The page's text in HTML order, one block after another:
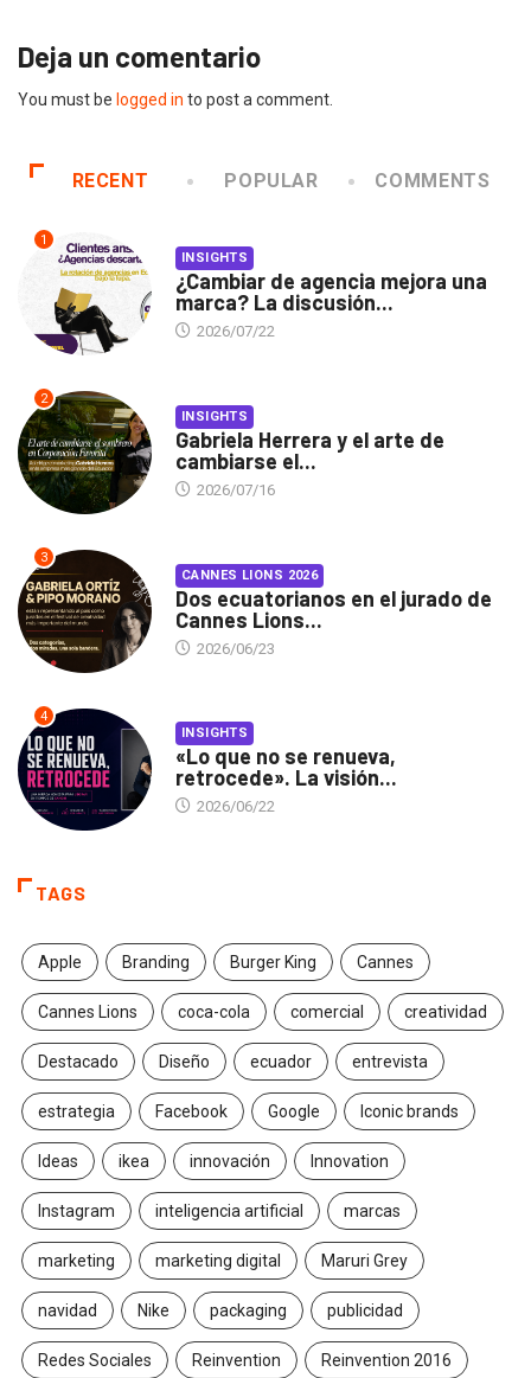
Deja un comentario
You must be logged in to post a comment.
RECENT POPULAR COMMENTS
1
INSIGHTS
¿Cambiar de agencia mejora una
marca? La discusión...
2026/07/22
2
INSIGHTS
Gabriela Herrera y el arte de
cambiarse el...
2026/07/16
3
CANNES LIONS 2026
Dos ecuatorianos en el jurado de
Cannes Lions...
2026/06/23
4
INSIGHTS
«Lo que no se renueva,
retrocede». La visión...
2026/06/22
TAGS
Apple Branding Burger King Cannes
Cannes Lions coca-cola comercial creatividad
Destacado Diseño ecuador entrevista
estrategia Facebook Google Iconic brands
Ideas ikea innovación Innovation
Instagram inteligencia artificial marcas
marketing marketing digital Maruri Grey
navidad Nike packaging publicidad
Redes Sociales Reinvention Reinvention 2016